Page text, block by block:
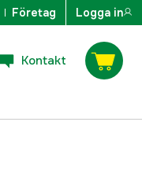
Företag Logga in
Kontakt